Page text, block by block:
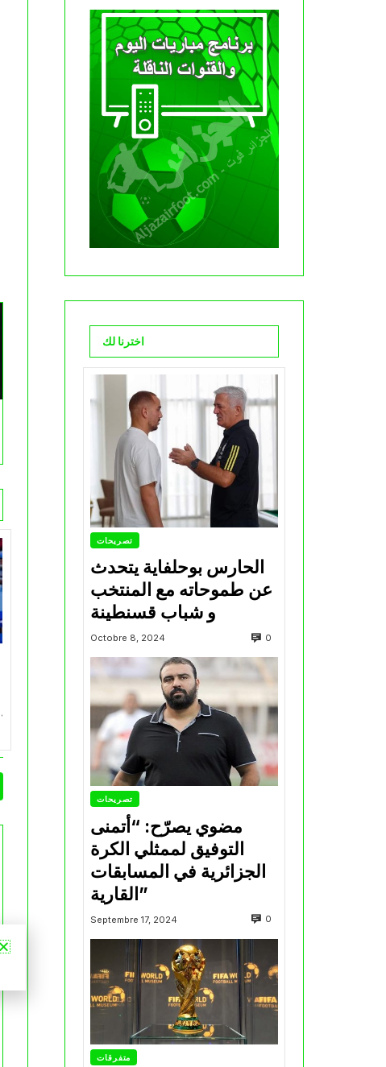
اخترنا لك
تصريحات
الحارس بوحلفاية يتحدث
عن طموحاته مع المنتخب
و شباب قسنطينة
Octobre 8, 2024 0
تصريحات
مضوي يصرّح: “أتمنى
التوفيق لممثلي الكرة
الجزائرية في المسابقات
القارية”
Septembre 17, 2024 0
متفرقات